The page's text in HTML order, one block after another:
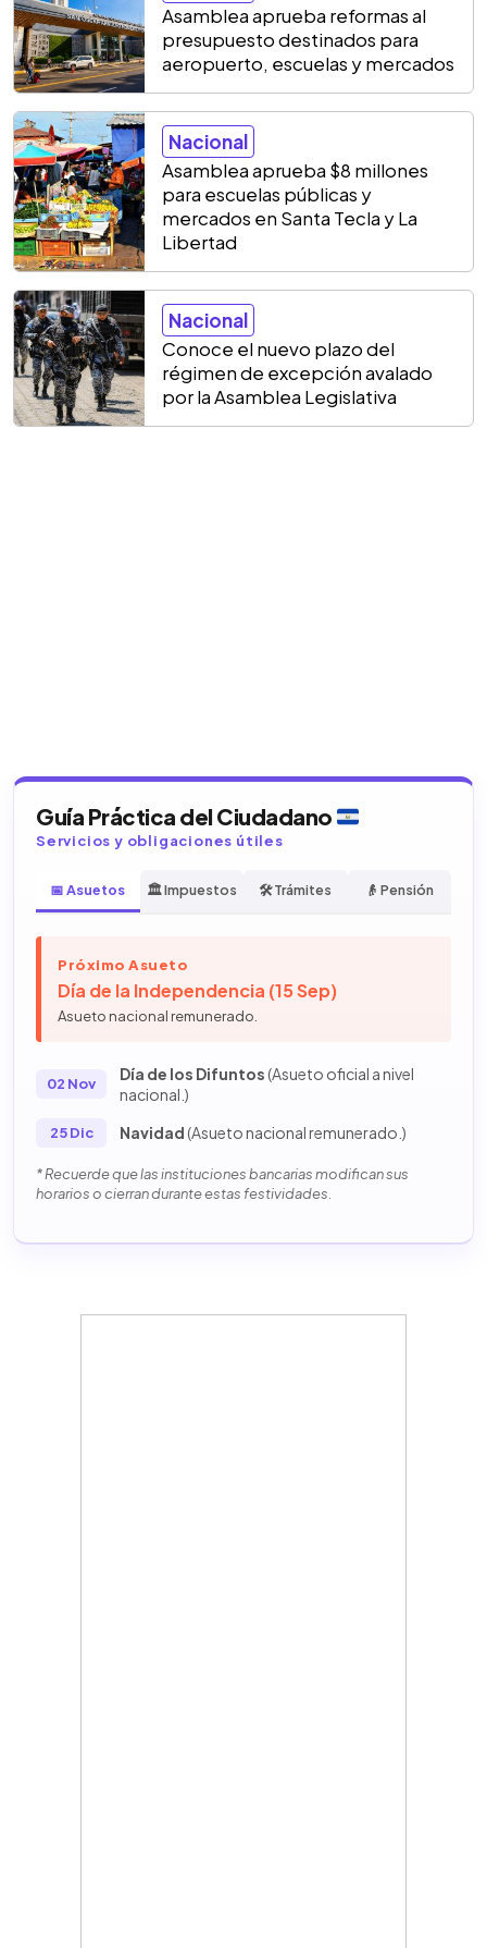
Asamblea aprueba reformas al
presupuesto destinados para
aeropuerto, escuelas y mercados
Nacional
Asamblea aprueba $8 millones
para escuelas públicas y
mercados en Santa Tecla y La
Libertad
Nacional
Conoce el nuevo plazo del
régimen de excepción avalado
por la Asamblea Legislativa
Guía Práctica del Ciudadano
Servicios y obligaciones útiles
📅 Asuetos 🏛️ Impuestos 🛠️ Trámites 👴 Pensión
Próximo Asueto
Día de la Independencia (15 Sep)
Asueto nacional remunerado.
02 Nov
Día de los Difuntos(Asueto oficial a nivel
nacional.)
25 Dic Navidad(Asueto nacional remunerado.)
* Recuerde que las instituciones bancarias modifican sus
horarios o cierran durante estas festividades.